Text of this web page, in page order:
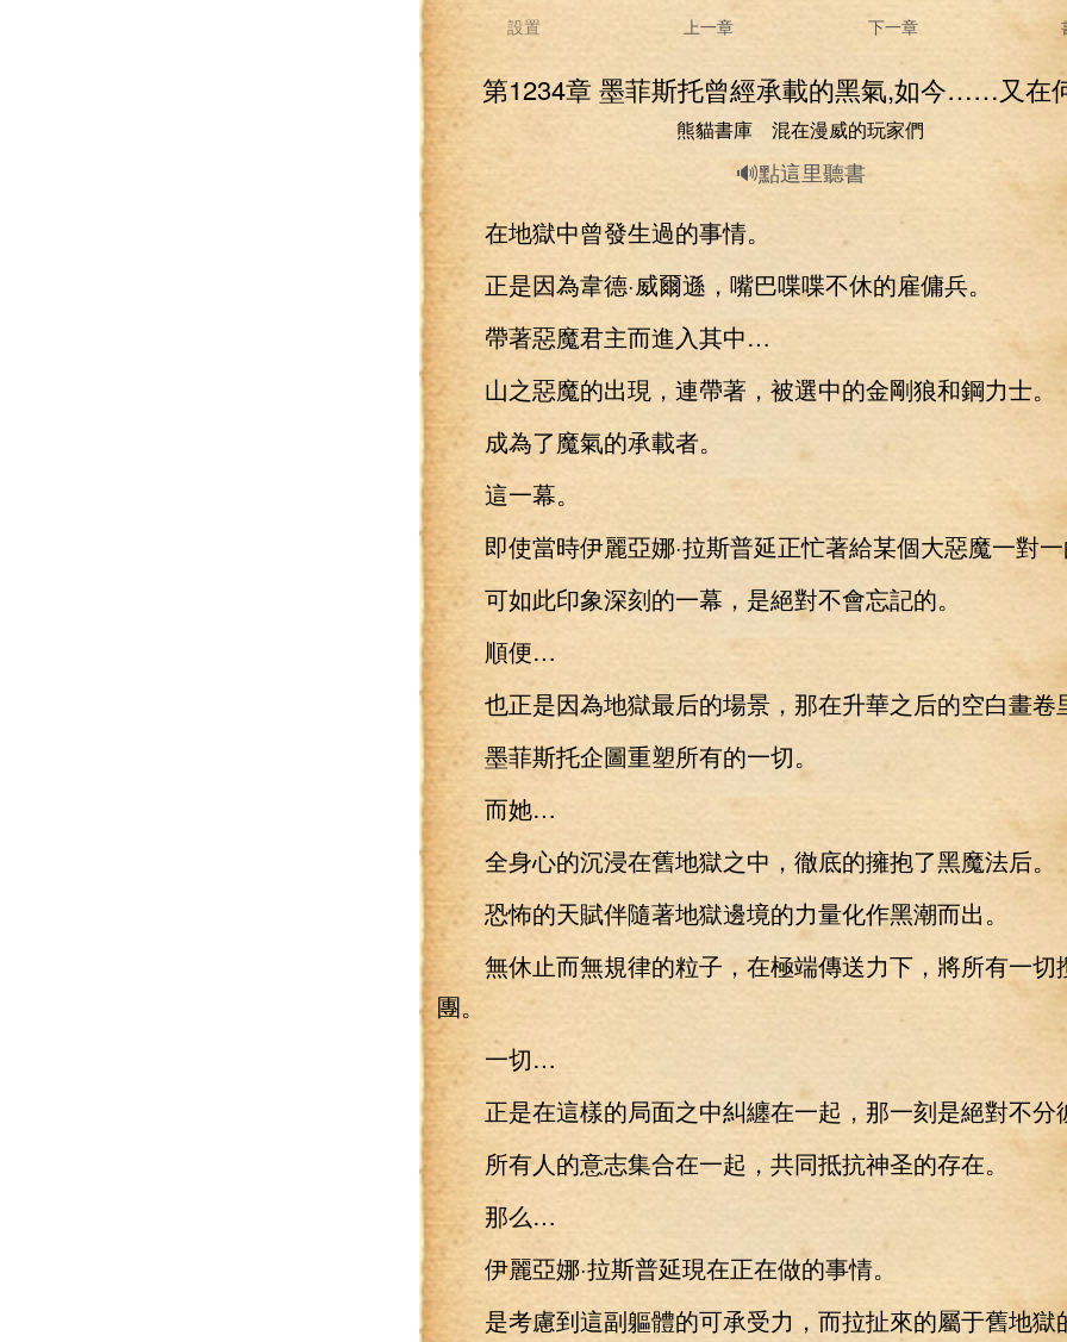
設置 上一章 下一章
第1234章 墨菲斯托曾經承載的黑氣,如今……又在
熊貓書庫 混在漫威的玩家們
🔊點這里聽書
在地獄中曾發生過的事情。
正是因為韋德·威爾遜，嘴巴喋喋不休的雇傭兵。
帶著惡魔君主而進入其中…
山之惡魔的出現，連帶著，被選中的金剛狼和鋼力士。
成為了魔氣的承載者。
這一幕。
即使當時伊麗亞娜·拉斯普延正忙著給某個大惡魔一對一
可如此印象深刻的一幕，是絕對不會忘記的。
順便…
也正是因為地獄最后的場景，那在升華之后的空白畫卷
墨菲斯托企圖重塑所有的一切。
而她…
全身心的沉浸在舊地獄之中，徹底的擁抱了黑魔法后。
恐怖的天賦伴隨著地獄邊境的力量化作黑潮而出。
無休止而無規律的粒子，在極端傳送力下，將所有一切
團。
一切…
正是在這樣的局面之中糾纏在一起，那一刻是絕對不分
所有人的意志集合在一起，共同抵抗神圣的存在。
那么…
伊麗亞娜·拉斯普延現在正在做的事情。
是考慮到這副軀體的可承受力，而拉扯來的屬于舊地獄